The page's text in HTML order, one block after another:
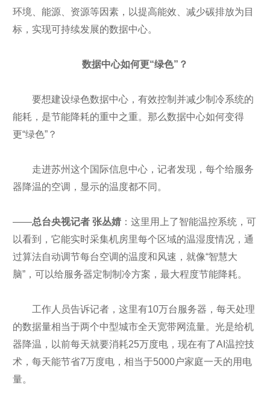
环境、能源、资源等因素，以提高能效、减少碳排放为目
标，实现可持续发展的数据中心。
数据中心如何更“绿色”？
要想建设绿色数据中心，有效控制并减少制冷系统的
能耗，是节能降耗的重中之重。那么数据中心如何变得
更“绿色”？
走进苏州这个国际信息中心，记者发现，每个给服务
器降温的空调，显示的温度都不同。
——总台央视记者 张丛婧 ：这里用上了智能温控系统，可
以看到，它能实时采集机房里每个区域的温湿度情况，通
过算法自动调节每台空调的温度和风速，就像“智慧大
脑”，可以给服务器定制制冷方案，最大程度节能降耗。
工作人员告诉记者，这里有10万台服务器，每天处理
的数据量相当于两个中型城市全天宽带网流量。光是给机
器降温，以前每天就要消耗25万度电，现在有了AI温控技
术，每天能节省7万度电，相当于5000户家庭一天的用电
量。